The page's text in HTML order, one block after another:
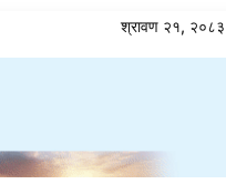
श्रावण २१,